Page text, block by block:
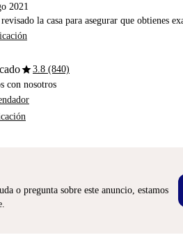
2021
la casa para asegurar que obtienes
star3.8 (840)
con nosotros
o pregunta sobre este anuncio, estamos